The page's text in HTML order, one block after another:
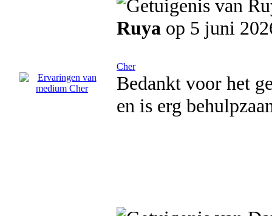
Ruya op 5 juni
Cher
Bedankt voor het
en is erg